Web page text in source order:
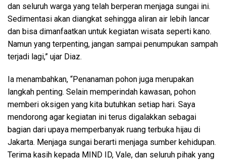
dan seluruh warga yang telah berperan menjaga sungai ini.
Sedimentasi akan diangkat sehingga aliran air lebih lancar
dan bisa dimanfaatkan untuk kegiatan wisata seperti kano.
Namun yang terpenting, jangan sampai penumpukan sampah
terjadi lagi,” ujar Diaz.
Ia menambahkan, “Penanaman pohon juga merupakan
langkah penting. Selain memperindah kawasan, pohon
memberi oksigen yang kita butuhkan setiap hari. Saya
mendorong agar kegiatan ini terus digalakkan sebagai
bagian dari upaya memperbanyak ruang terbuka hijau di
Jakarta. Menjaga sungai berarti menjaga sumber kehidupan.
Terima kasih kepada MIND ID, Vale, dan seluruh pihak yang